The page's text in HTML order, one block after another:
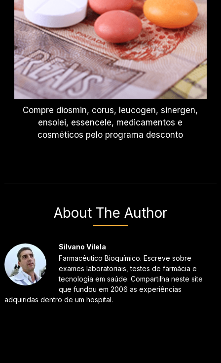
Compre diosmin, corus, leucogen, sinergen,
ensolei, essencele, medicamentos e
cosméticos pelo programa desconto
About The Author
Silvano Vilela
Farmacêutico Bioquímico. Escreve sobre
exames laboratoriais, testes de farmácia e
tecnologia em saúde. Compartilha neste site
que fundou em 2006 as experiências
adquiridas dentro de um hospital.